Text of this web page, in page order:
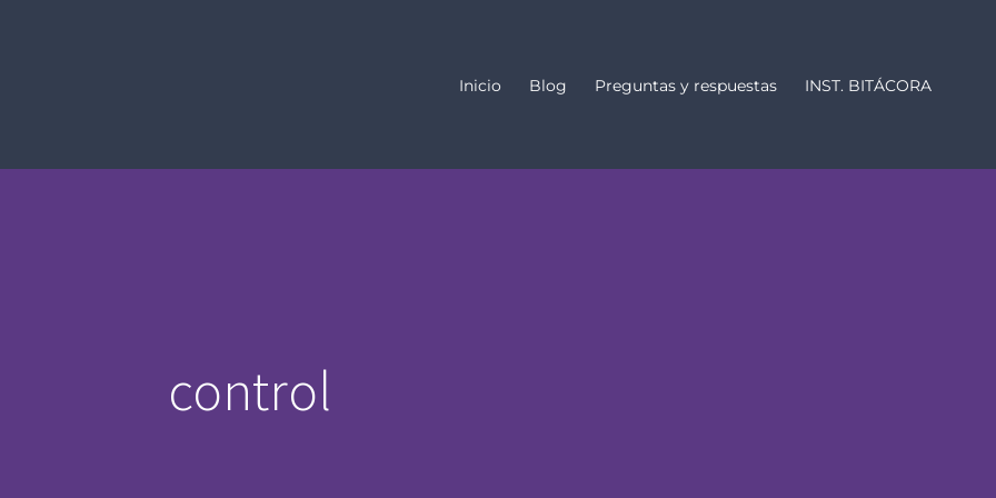
Inicio Blog Preguntas y respuestas INST. BITÁCORA
control